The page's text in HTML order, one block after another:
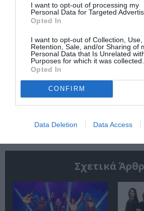
I want to opt-out of processing my
Personal Data for Targeted
Opted In
I want to opt-out of Collection, Use,
Retention, Sale, and/or Sharing of
Personal Data that Is Unrelated
Purposes for which it was collected.
Opted In
CONFIRM
Data Deletion Data Access
Newsletter
την Τέχνη και τον Πολιτισμό!
Ακολουθήστε το
Σχετικά